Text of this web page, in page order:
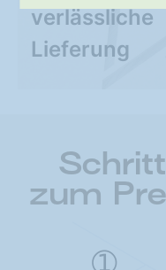
verlässliche
Lieferung
zum